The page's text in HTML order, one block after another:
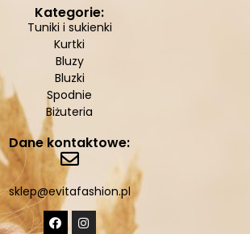
Kategorie:
Tuniki i sukienki
Kurtki
Bluzy
Bluzki
Spodnie
Biżuteria
Dane kontaktowe:
sklep@evitafashion.pl